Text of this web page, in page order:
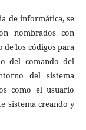
de informática, se
nombrados con
de los códigos para
del comando del
del sistema
como el usuario
sistema creando y